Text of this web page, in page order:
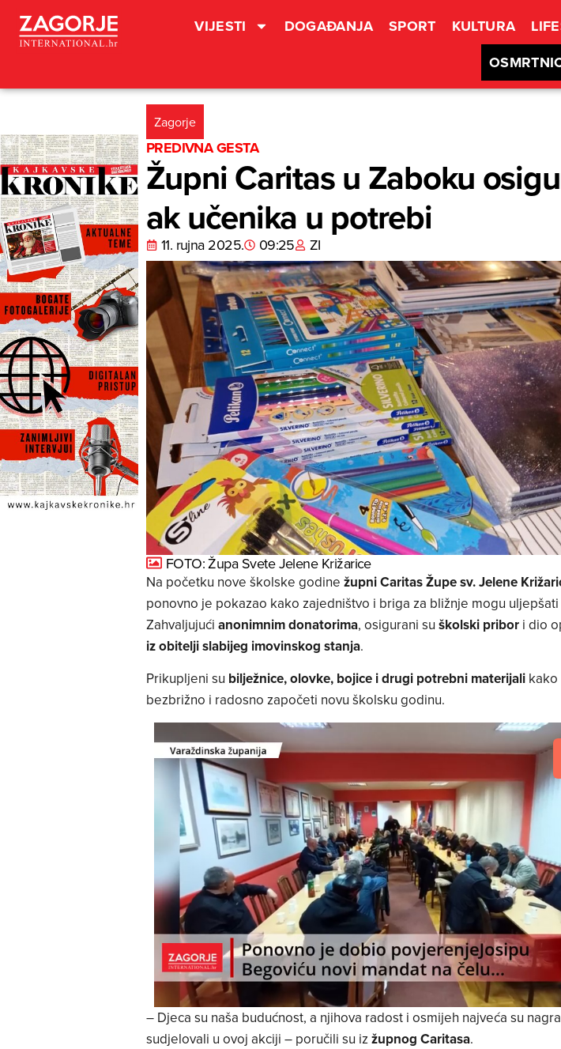
VIJESTI DOGAĐANJA SPORT KULTURA
Zagorje
PREDIVNA GESTA
Župni Caritas u Zaboku
ak učenika u potrebi
11. rujna 2025. 09:25 ZI
FOTO: Župa Svete Jelene Križarice
Na početku nove školske godine župni Caritas Župe sv. Jelene
ponovno je pokazao kako zajedništvo i briga za bližnje mogu
Zahvaljujući anonimnim donatorima, osigurani su školski pribori dio
iz obitelji slabijeg imovinskog stanja.
Prikupljeni su bilježnice, olovke, bojice i drugi potrebni materijalikako
bezbrižno i radosno započeti novu školsku godinu.
– Djeca su naša budućnost, a njihova radost i osmijeh najveća su
sudjelovali u ovoj akciji – poručili su izžupnog Caritasa.